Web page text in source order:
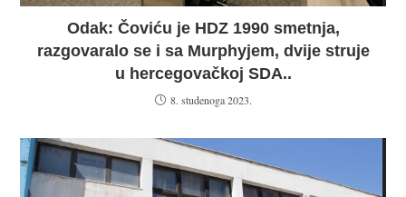
Odak: Čoviću je HDZ 1990 smetnja,
razgovaralo se i sa Murphyjem, dvije struje
u hercegovačkoj SDA..
8. studenoga 2023.